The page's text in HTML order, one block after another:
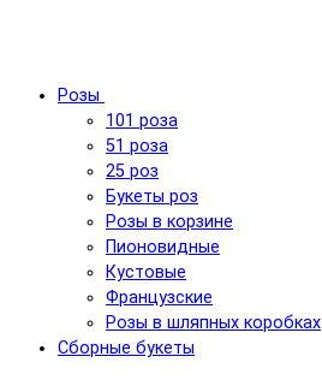
Розы
101 роза
51 роза
25 роз
Букеты роз
Розы в корзине
Пионовидные
Кустовые
Французские
Розы в шляпных коробках
Сборные букеты